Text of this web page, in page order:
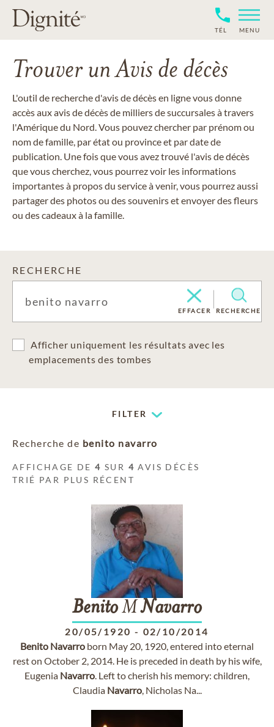
TÉL MENU
Trouver un Avis de décès
L'outil de recherche d'avis de décès en ligne vous donne
accès aux avis de décès de milliers de succursales à travers
l'Amérique du Nord. Vous pouvez chercher par prénom ou
nom de famille, par état ou province et par date de
publication. Une fois que vous avez trouvé l'avis de décès
que vous cherchez, vous pourrez voir les informations
importantes à propos du service à venir, vous pourrez aussi
partager des photos ou des souvenirs et envoyer des fleurs
ou des cadeaux à la famille.
RECHERCHE
EFFACER RECHERCHE
Afficher uniquement les résultats avec les
emplacements des tombes
FILTER
Recherche de benito navarro
AFFICHAGE DE4 SUR 4 AVIS DÉCÈS
TRIÉ PAR PLUS RÉCENT
BenitoMNavarro
20/05/1920 - 02/10/2014
Benito Navarro born May 20, 1920, entered into eternal
rest on October 2, 2014. He is preceded in death by his wife,
Eugenia Navarro. Left to cherish his memory: children,
Claudia Navarro, Nicholas Na...